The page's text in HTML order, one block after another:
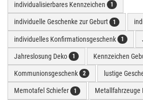
individualisierbares Kennzeichen 1
individuelle Geschenke zur Geburt 1
individuelles Konfirmationsgeschenk 1
Jahreslosung Deko 1 Kennzeichen
Kommunionsgeschenk 2 lustige
Memotafel Schiefer 1 Metallfahrzeuge